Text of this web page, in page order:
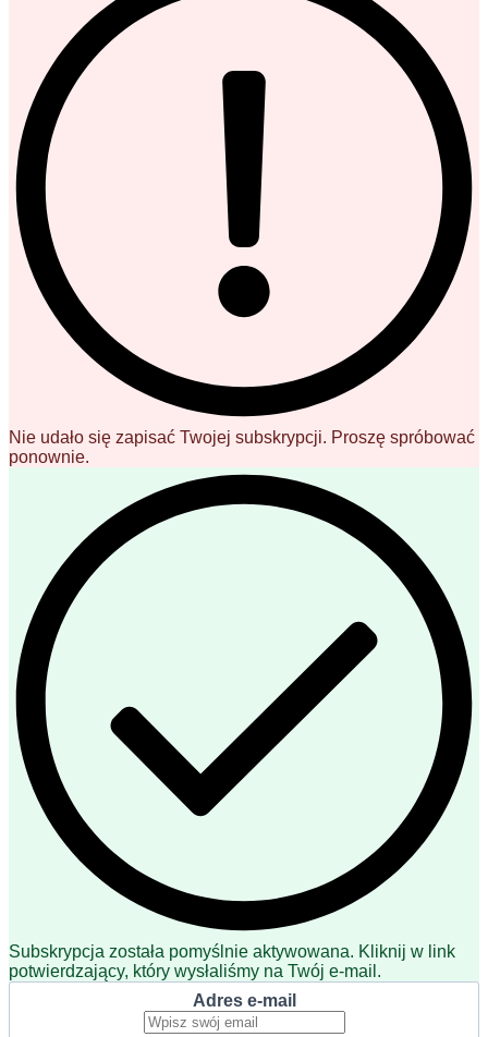
Nie udało się zapisać Twojej subskrypcji. Proszę spróbować
ponownie.
Subskrypcja została pomyślnie aktywowana. Kliknij w link
potwierdzający, który wysłaliśmy na Twój e-mail.
Adres e-mail